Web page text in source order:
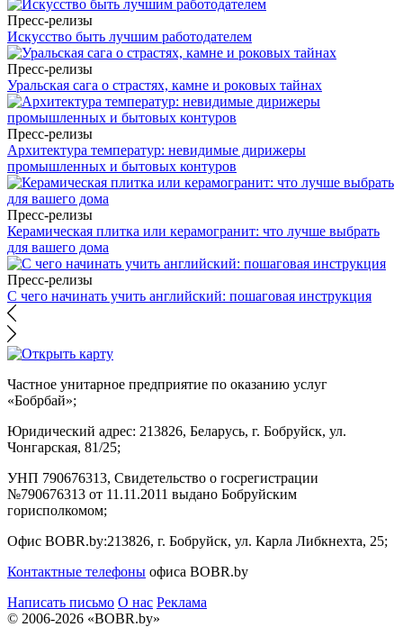
Пресс-релизы
Искусство быть лучшим работодателем
Пресс-релизы
Уральская сага о страстях, камне и роковых тайнах
Пресс-релизы
Архитектура температур: невидимые дирижеры
промышленных и бытовых контуров
Пресс-релизы
Керамическая плитка или керамогранит: что лучше выбрать
для вашего дома
Пресс-релизы
С чего начинать учить английский: пошаговая инструкция
Частное унитарное предприятие по оказанию услуг
«Бобрбай»;
Юридический адрес: 213826, Беларусь, г. Бобруйск, ул.
Чонгарская, 81/25;
УНП 790676313, Свидетельство о госрегистрации
№790676313 от 11.11.2011 выдано Бобруйским
горисполкомом;
Офис BOBR.by:213826, г. Бобруйск, ул. Карла Либкнехта, 25;
Контактные телефоны офиса BOBR.by
Написать письмо О нас Реклама
© 2006-2026 «BOBR.by»